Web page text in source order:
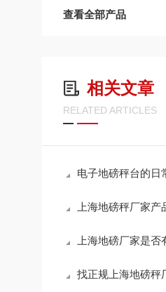
查看全部产品
相关文章
RELATED ARTICLES
电子地磅秤台的日常
上海地磅秤厂家产品的
上海地磅厂家是否有提
找正规上海地磅秤厂家